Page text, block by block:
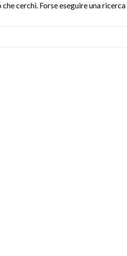
cerchi. Forse eseguire una